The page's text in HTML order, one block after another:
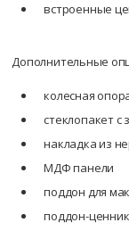
встроенные
Дополнительные
колесная
стеклопакет
накладка из
МДФ панели
поддон для
поддон-